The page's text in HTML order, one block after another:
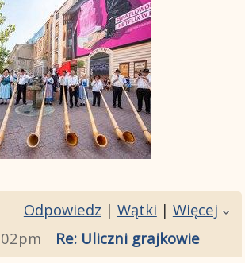
Odpowiedz | Wątki | Więcej
Re: Uliczni grajkowie